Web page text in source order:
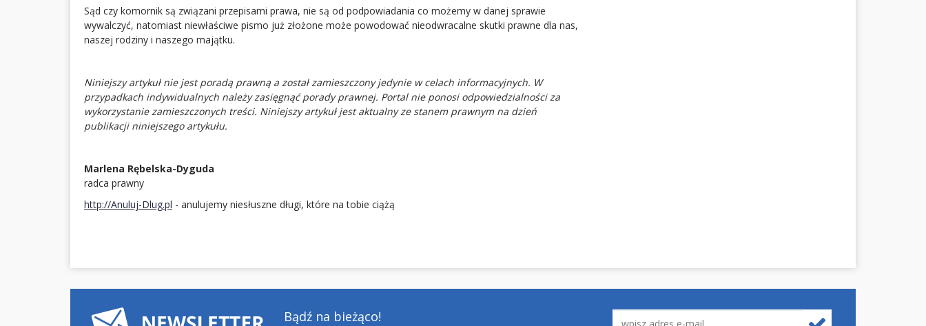
Sąd czy komornik są związani przepisami prawa, nie są od podpowiadania co możemy w danej sprawie
wywalczyć, natomiast niewłaściwe pismo już złożone może powodować nieodwracalne skutki prawne dla nas,
naszej rodziny i naszego majątku.
Niniejszy artykuł nie jest poradą prawną a został zamieszczony jedynie w celach informacyjnych. W
przypadkach indywidualnych należy zasięgnąć porady prawnej. Portal nie ponosi odpowiedzialności za
wykorzystanie zamieszczonych treści. Niniejszy artykuł jest aktualny ze stanem prawnym na dzień
publikacji niniejszego artykułu.
Marlena Rębelska-Dyguda
radca prawny
http://Anuluj-Dlug.pl - anulujemy niesłuszne długi, które na tobie ciążą
Bądź na bieżąco!